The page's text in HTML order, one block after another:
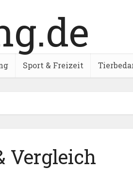
Sport & Freizeit
Vergleich